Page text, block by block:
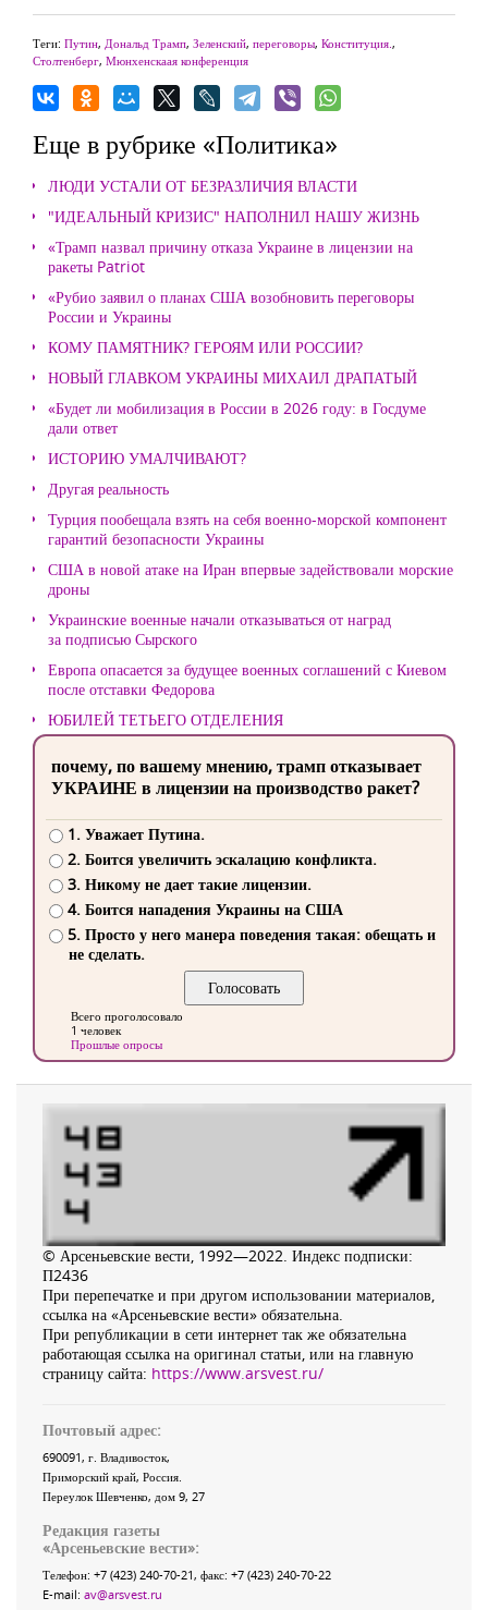
Теги: Путин, Дональд Трамп, Зеленский, переговоры, Конституция.,
Столтенберг, Мюнхенскаая конференция
Еще в рубрике «Политика»
ЛЮДИ УСТАЛИ ОТ БЕЗРАЗЛИЧИЯ ВЛАСТИ
"ИДЕАЛЬНЫЙ КРИЗИС" НАПОЛНИЛ НАШУ ЖИЗНЬ
«Трамп назвал причину отказа Украине в лицензии на
ракеты Patriot
«Рубио заявил о планах США возобновить переговоры
России и Украины
КОМУ ПАМЯТНИК? ГЕРОЯМ ИЛИ РОССИИ?
НОВЫЙ ГЛАВКОМ УКРАИНЫ МИХАИЛ ДРАПАТЫЙ
«Будет ли мобилизация в России в 2026 году: в Госдуме
дали ответ
ИСТОРИЮ УМАЛЧИВАЮТ?
Другая реальность
Турция пообещала взять на себя военно-морской компонент
гарантий безопасности Украины
США в новой атаке на Иран впервые задействовали морские
дроны
Украинские военные начали отказываться от наград
за подписью Сырского
Европа опасается за будущее военных соглашений с Киевом
после отставки Федорова
ЮБИЛЕЙ ТЕТЬЕГО ОТДЕЛЕНИЯ
почему, по вашему мнению, трамп отказывает
УКРАИНЕ в лицензии на производство ракет?
1. Уважает Путина.
2. Боится увеличить эскалацию конфликта.
3. Никому не дает такие лицензии.
4. Боится нападения Украины на США
5. Просто у него манера поведения такая: обещать и
не сделать.
Всего проголосовало
1 человек
Прошлые опросы
© Арсеньевские вести, 1992—2022. Индекс подписки:
П2436
При перепечатке и при другом использовании материалов,
ссылка на «Арсеньевские вести» обязательна.
При републикации в сети интернет так же обязательна
работающая ссылка на оригинал статьи, или на главную
страницу сайта: https://www.arsvest.ru/
Почтовый адрес:
690091, г. Владивосток,
Приморский край, Россия
Переулок Шевченко, дом 9, 27
Редакция газеты
«Арсеньевские вести»:
Телефон: +7 (423) 240-70-21, факс: +7 (423) 240-70-22
E-mail: av@arsvest.ru